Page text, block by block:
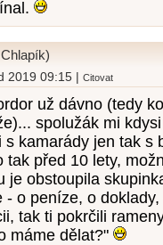
2019 09:15 |Citovat
už dávno (tedy
spolužák mi
s kamarády jen tak s
tak před 10 lety,
je obstoupila
- o peníze, o doklady,
tak ti pokrčili
máme dělat?"